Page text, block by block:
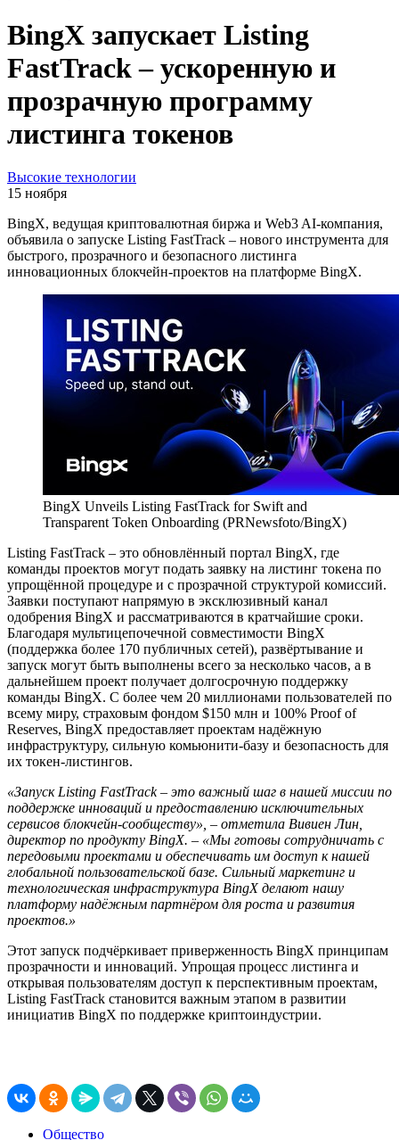
BingX запускает Listing
FastTrack – ускоренную и
прозрачную программу
листинга токенов
Высокие технологии
15 ноября
BingX, ведущая криптовалютная биржа и Web3 AI-компания,
объявила о запуске Listing FastTrack – нового инструмента для
быстрого, прозрачного и безопасного листинга
инновационных блокчейн-проектов на платформе BingX.
BingX Unveils Listing FastTrack for Swift and
Transparent Token Onboarding (PRNewsfoto/BingX)
Listing FastTrack – это обновлённый портал BingX, где
команды проектов могут подать заявку на листинг токена по
упрощённой процедуре и с прозрачной структурой комиссий.
Заявки поступают напрямую в эксклюзивный канал
одобрения BingX и рассматриваются в кратчайшие сроки.
Благодаря мультицепочечной совместимости BingX
(поддержка более 170 публичных сетей), развёртывание и
запуск могут быть выполнены всего за несколько часов, а в
дальнейшем проект получает долгосрочную поддержку
команды BingX. С более чем 20 миллионами пользователей по
всему миру, страховым фондом $150 млн и 100% Proof of
Reserves, BingX предоставляет проектам надёжную
инфраструктуру, сильную комьюнити-базу и безопасность для
их токен-листингов.
«Запуск Listing FastTrack – это важный шаг в нашей миссии по
поддержке инноваций и предоставлению исключительных
сервисов блокчейн-сообществу», – отметила Вивиен Лин,
директор по продукту BingX. – «Мы готовы сотрудничать с
передовыми проектами и обеспечивать им доступ к нашей
глобальной пользовательской базе. Сильный маркетинг и
технологическая инфраструктура BingX делают нашу
платформу надёжным партнёром для роста и развития
проектов.»
Этот запуск подчёркивает приверженность BingX принципам
прозрачности и инноваций. Упрощая процесс листинга и
открывая пользователям доступ к перспективным проектам,
Listing FastTrack становится важным этапом в развитии
инициатив BingX по поддержке криптоиндустрии.
Общество